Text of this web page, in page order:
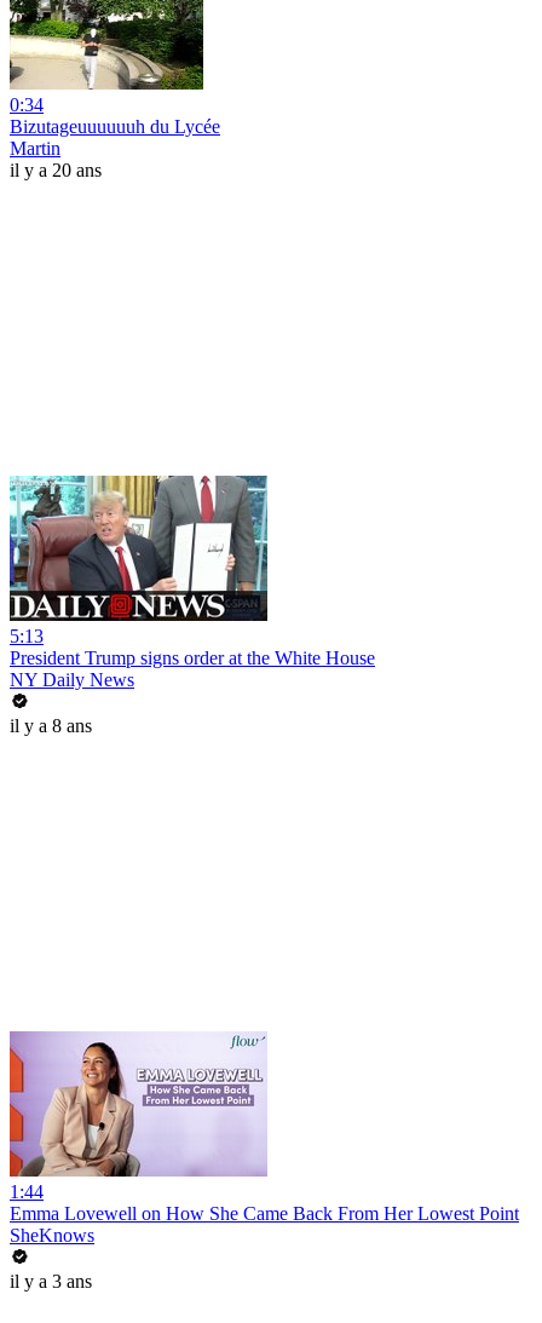
0:34
Bizutageuuuuuuh du Lycée
Martin
il y a 20 ans
5:13
President Trump signs order at the White House
NY Daily News
il y a 8 ans
1:44
Emma Lovewell on How She Came Back From Her Lowest Point
SheKnows
il y a 3 ans